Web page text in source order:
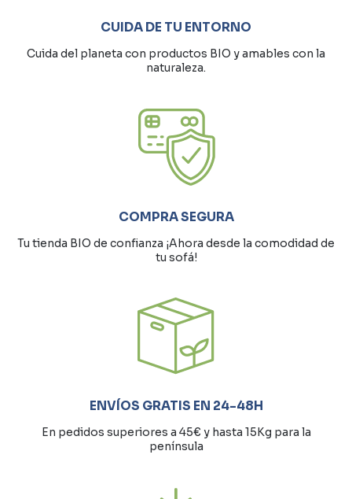
CUIDA DE TU ENTORNO
Cuida del planeta con productos BIO y amables con la
naturaleza.
COMPRA SEGURA
Tu tienda BIO de confianza ¡Ahora desde la comodidad de
tu sofá!
ENVÍOS GRATIS EN 24-48H
En pedidos superiores a 45€ y hasta 15Kg para la
península